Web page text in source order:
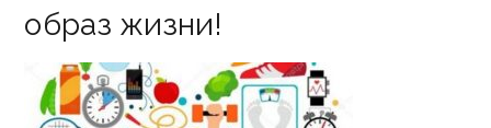
образ жизни!